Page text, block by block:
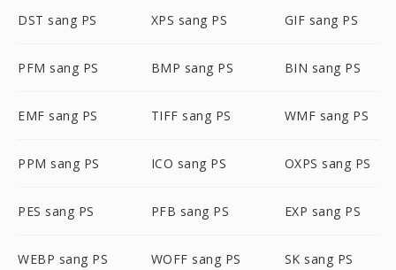
DST sang PS XPS sang PS GIF sang PS
PFM sang PS BMP sang PS BIN sang PS
EMF sang PS TIFF sang PS WMF sang PS
PPM sang PS ICO sang PS OXPS sang PS
PES sang PS PFB sang PS EXP sang PS
WEBP sang PS WOFF sang PS SK sang PS